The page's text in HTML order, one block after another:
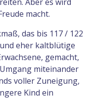
Aber es wird
macht.
das bis 117 / 122
eher kaltblütige
gemacht,
miteinander
voller Zuneigung,
Kind ein